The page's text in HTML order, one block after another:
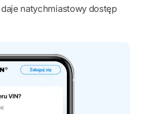
natychmiastowy dostęp